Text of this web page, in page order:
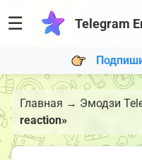
☰ Telegram
Главная → Эмодзи
reaction»